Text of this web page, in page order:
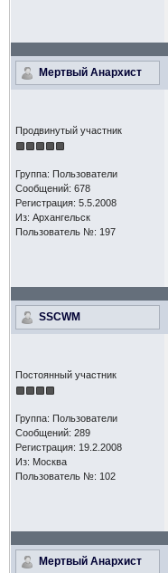
Мертвый Анархист
Продвинутый участник
Группа: Пользователи
Сообщений: 678
Регистрация: 5.5.2008
Из: Архангельск
Пользователь №: 197
SSCWM
Постоянный участник
Группа: Пользователи
Сообщений: 289
Регистрация: 19.2.2008
Из: Москва
Пользователь №: 102
Мертвый Анархист